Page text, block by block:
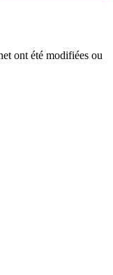
ont été modifiées ou